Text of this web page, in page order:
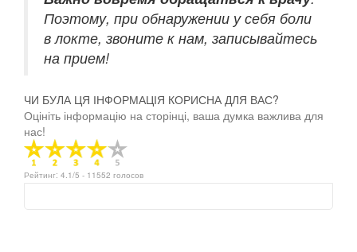
Поэтому, при обнаружении у себя боли
в локте, звоните к нам, записывайтесь
на прием!
ЧИ БУЛА ЦЯ ІНФОРМАЦІЯ КОРИСНА ДЛЯ ВАС?
Оцініть інформацію на сторінці, ваша думка важлива для
нас!
Рейтинг: 4.1/5 - 11552 голосов